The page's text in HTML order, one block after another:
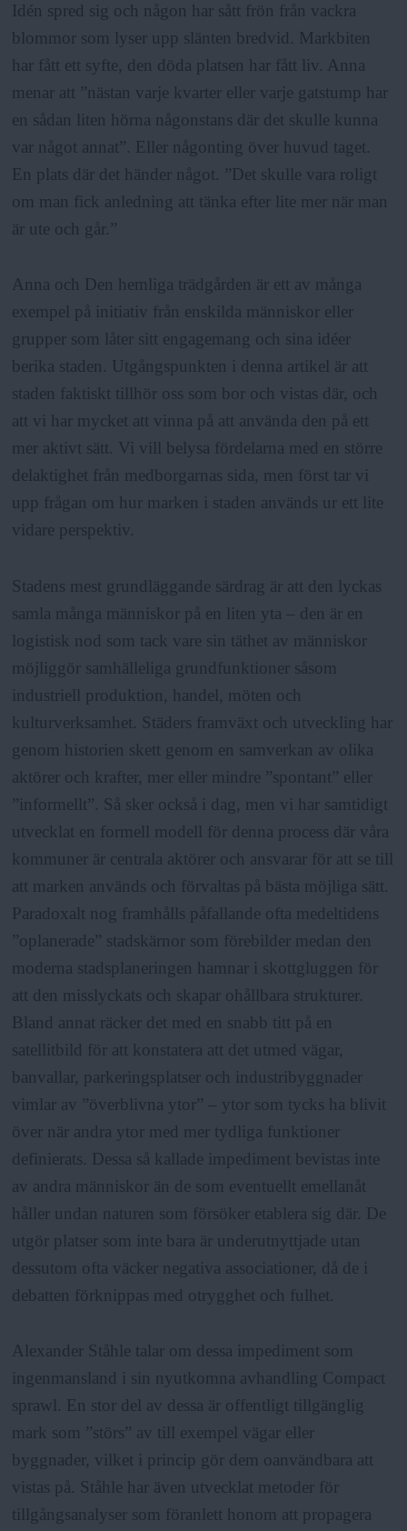
Idén spred sig och någon har sått frön från vackra
blommor som lyser upp slänten bredvid. Markbiten
har fått ett syfte, den döda platsen har fått liv. Anna
menar att ”nästan varje kvarter eller varje gatstump har
en sådan liten hörna någonstans där det skulle kunna
var något annat”. Eller någonting över huvud taget.
En plats där det händer något. ”Det skulle vara roligt
om man fick anledning att tänka efter lite mer när man
är ute och går.”
Anna och Den hemliga trädgården är ett av många
exempel på initiativ från enskilda människor eller
grupper som låter sitt engagemang och sina idéer
berika staden. Utgångspunkten i denna artikel är att
staden faktiskt tillhör oss som bor och vistas där, och
att vi har mycket att vinna på att använda den på ett
mer aktivt sätt. Vi vill belysa fördelarna med en större
delaktighet från medborgarnas sida, men först tar vi
upp frågan om hur marken i staden används ur ett lite
vidare perspektiv.
Stadens mest grundläggande särdrag är att den lyckas
samla många människor på en liten yta – den är en
logistisk nod som tack vare sin täthet av människor
möjliggör samhälleliga grundfunktioner såsom
industriell produktion, handel, möten och
kulturverksamhet. Städers framväxt och utveckling har
genom historien skett genom en samverkan av olika
aktörer och krafter, mer eller mindre ”spontant” eller
”informellt”. Så sker också i dag, men vi har samtidigt
utvecklat en formell modell för denna process där våra
kommuner är centrala aktörer och ansvarar för att se till
att marken används och förvaltas på bästa möjliga sätt.
Paradoxalt nog framhålls påfallande ofta medeltidens
”oplanerade” stadskärnor som förebilder medan den
moderna stadsplaneringen hamnar i skottgluggen för
att den misslyckats och skapar ohållbara strukturer.
Bland annat räcker det med en snabb titt på en
satellitbild för att konstatera att det utmed vägar,
banvallar, parkeringsplatser och industribyggnader
vimlar av ”överblivna ytor” – ytor som tycks ha blivit
över när andra ytor med mer tydliga funktioner
definierats. Dessa så kallade impediment bevistas inte
av andra människor än de som eventuellt emellanåt
håller undan naturen som försöker etablera sig där. De
utgör platser som inte bara är underutnyttjade utan
dessutom ofta väcker negativa associationer, då de i
debatten förknippas med otrygghet och fulhet.
Alexander Ståhle talar om dessa impediment som
ingenmansland i sin nyutkomna avhandling Compact
sprawl. En stor del av dessa är offentligt tillgänglig
mark som ”störs” av till exempel vägar eller
byggnader, vilket i princip gör dem oanvändbara att
vistas på. Ståhle har även utvecklat metoder för
tillgångsanalyser som föranlett honom att propagera